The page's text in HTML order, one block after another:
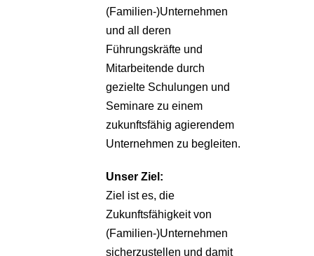
(Familien-)Unternehmen
und all deren
Führungskräfte und
Mitarbeitende durch
gezielte Schulungen und
Seminare zu einem
zukunftsfähig agierendem
Unternehmen zu begleiten.
Unser Ziel:
Ziel ist es, die
Zukunftsfähigkeit von
(Familien-)Unternehmen
sicherzustellen und damit